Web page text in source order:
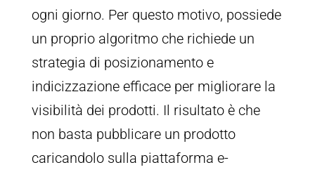
ogni giorno. Per questo motivo, possiede
un proprio algoritmo che richiede un
strategia di posizionamento e
indicizzazione efficace per migliorare la
visibilità dei prodotti. Il risultato è che
non basta pubblicare un prodotto
caricandolo sulla piattaforma e-